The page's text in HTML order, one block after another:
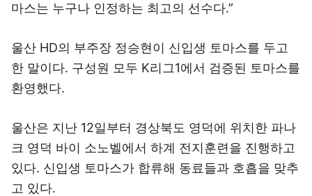
마스는 누구나 인정하는 최고의 선수다.”
울산 HD의 부주장 정승현이 신입생 토마스를 두고
한 말이다. 구성원 모두 K리그1에서 검증된 토마스를
환영했다.
울산은 지난 12일부터 경상북도 영덕에 위치한 파나
크 영덕 바이 소노벨에서 하계 전지훈련을 진행하고
있다. 신입생 토마스가 합류해 동료들과 호흡을 맞추
고 있다.